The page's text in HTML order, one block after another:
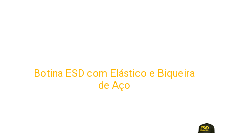
Botina ESD com Elástico e Biqueira
de Aço